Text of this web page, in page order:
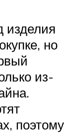
изделия
но
из-
поэтому